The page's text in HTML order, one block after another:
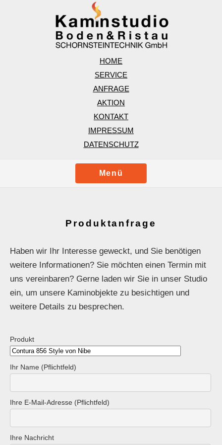
HOME
SERVICE
ANFRAGE
AKTION
KONTAKT
IMPRESSUM
DATENSCHUTZ
Menü
Produktanfrage
Haben wir Ihr Interesse geweckt, und Sie benötigen
weitere Informationen? Sie möchten einen Termin mit
uns vereinbaren? Gerne laden wir Sie in unser Studio
ein, um unsere Kaminobjekte zu besichtigen und
weitere Details zu besprechen.
Produkt
Ihr Name (Pflichtfeld)
Ihre E-Mail-Adresse (Pflichtfeld)
Ihre Nachricht